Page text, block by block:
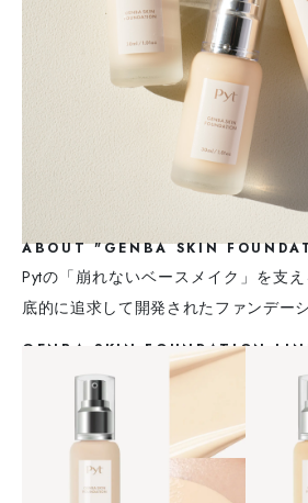
ABOUT "GENBA SKIN
Pytの「崩れないベースメイク」を支
底的に追求して開発されたファンデーシ
GENBA SKIN FOUNDATION